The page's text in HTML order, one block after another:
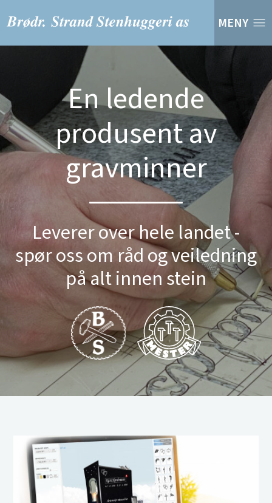
MENY
En ledende
produsent av
gravminner
Leverer over hele landet -
spør oss om råd og veiledning
på alt innen stein